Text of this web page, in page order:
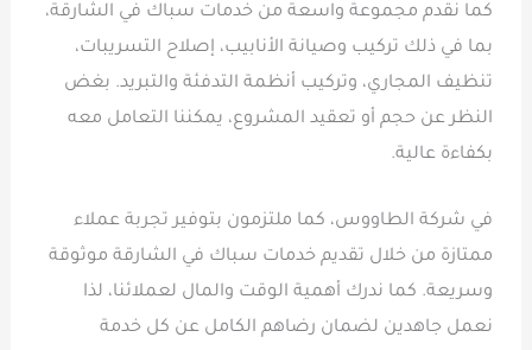
كما نقدم مجموعة واسعة من خدمات سباك في الشارقة،
بما في ذلك تركيب وصيانة الأنابيب، إصلاح التسريبات،
تنظيف المجاري، وتركيب أنظمة التدفئة والتبريد. بغض
النظر عن حجم أو تعقيد المشروع، يمكننا التعامل معه
بكفاءة عالية.
في شركة الطاووس، كما ملتزمون بتوفير تجربة عملاء
ممتازة من خلال تقديم خدمات سباك في الشارقة موثوقة
وسريعة. كما ندرك أهمية الوقت والمال لعملائنا، لذا
نعمل جاهدين لضمان رضاهم الكامل عن كل خدمة